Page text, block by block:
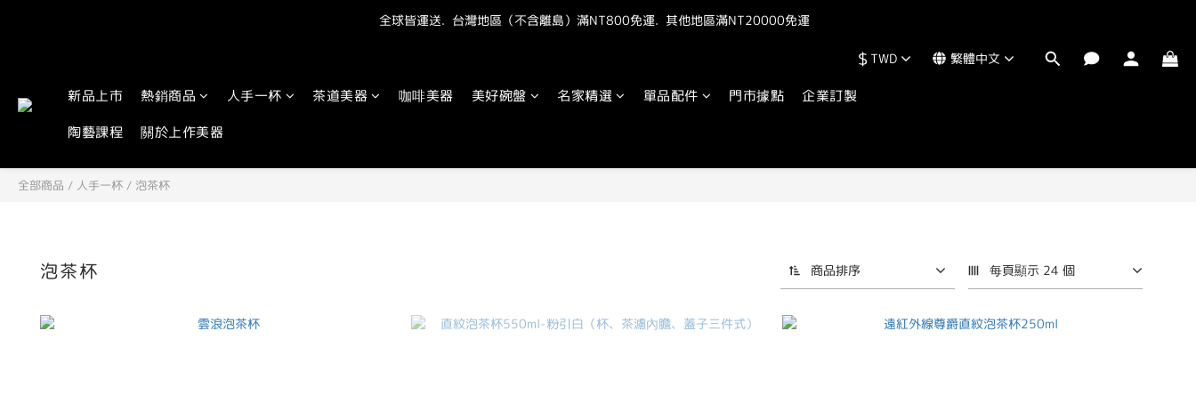
"點我" 加官方LINE最新優惠抽獎資訊
全球皆運送.  台灣地區（不含離島）滿NT800免運.  其他地區滿NT20000免運
$ TWD 繁體中文
新品上市 熱銷商品 人手一杯 茶道美器 咖啡美器 美好碗盤 名家精選 單品配件 門市據點
企業訂製
陶藝課程
關於上作美器
全部商品 / 人手一杯 / 泡茶杯
泡茶杯 商品排序 每頁顯示 24 個